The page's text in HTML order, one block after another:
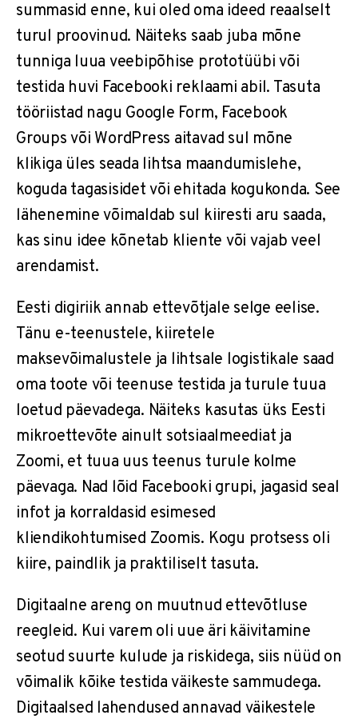
summasid enne, kui oled oma ideed reaalselt
turul proovinud. Näiteks saab juba mõne
tunniga luua veebipõhise prototüübi või
testida huvi Facebooki reklaami abil. Tasuta
tööriistad nagu Google Form, Facebook
Groups või WordPress aitavad sul mõne
klikiga üles seada lihtsa maandumislehe,
koguda tagasisidet või ehitada kogukonda. See
lähenemine võimaldab sul kiiresti aru saada,
kas sinu idee kõnetab kliente või vajab veel
arendamist.
Eesti digiriik annab ettevõtjale selge eelise.
Tänu e-teenustele, kiiretele
maksevõimalustele ja lihtsale logistikale saad
oma toote või teenuse testida ja turule tuua
loetud päevadega. Näiteks kasutas üks Eesti
mikroettevõte ainult sotsiaalmeediat ja
Zoomi, et tuua uus teenus turule kolme
päevaga. Nad lõid Facebooki grupi, jagasid seal
infot ja korraldasid esimesed
kliendikohtumised Zoomis. Kogu protsess oli
kiire, paindlik ja praktiliselt tasuta.
Digitaalne areng on muutnud ettevõtluse
reegleid. Kui varem oli uue äri käivitamine
seotud suurte kulude ja riskidega, siis nüüd on
võimalik kõike testida väikeste sammudega.
Digitaalsed lahendused annavad väikestele